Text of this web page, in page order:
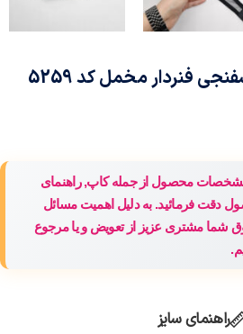
فنردار مخمل کد 5259
مشخصات محصول از جمله کاپ, راهنمای
دقت فرمائید. به دلیل اهمیت مسائل
شما مشتری عزیز از تعویض و یا مرجوع
راهنمای سایز